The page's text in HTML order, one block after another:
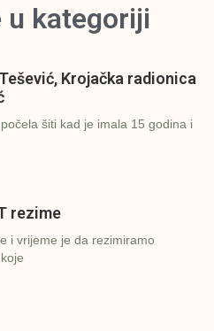
u kategoriji
Krojačka radionica
šiti kad je imala 15 godina i
rezime
i vrijeme je da rezimiramo